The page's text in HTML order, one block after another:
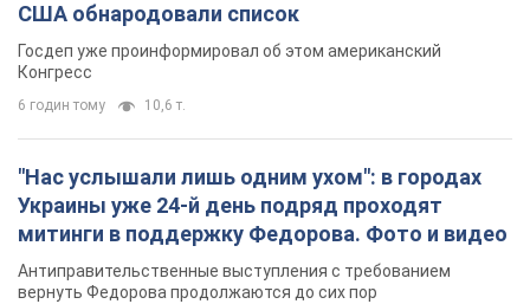
США обнародовали список
Госдеп уже проинформировал об этом американский
Конгресс
6 годин тому 10,6 т.
"Нас услышали лишь одним ухом": в городах
Украины уже 24-й день подряд проходят
митинги в поддержку Федорова. Фото и видео
Антиправительственные выступления с требованием
вернуть Федорова продолжаются до сих пор